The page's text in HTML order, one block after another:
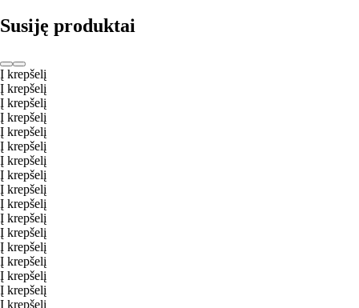
Susiję produktai
Į krepšelį
Į krepšelį
Į krepšelį
Į krepšelį
Į krepšelį
Į krepšelį
Į krepšelį
Į krepšelį
Į krepšelį
Į krepšelį
Į krepšelį
Į krepšelį
Į krepšelį
Į krepšelį
Į krepšelį
Į krepšelį
Į krepšelį